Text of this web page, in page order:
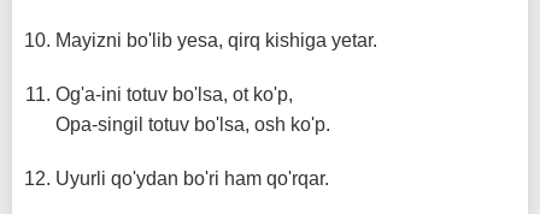
Mayizni bo'lib yesa, qirq kishiga yetar.
Og'a-ini totuv bo'lsa, ot ko'p,
Opa-singil totuv bo'lsa, osh ko'p.
Uyurli qo'ydan bo'ri ham qo'rqar.